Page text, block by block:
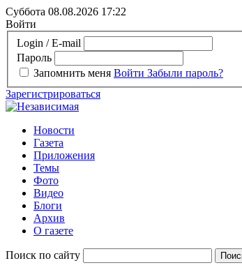
Суббота 08.08.2026 17:22
Войти
Login / E-mail
Пароль
Запомнить меня Войти Забыли пароль?
Зарегистрироваться
Новости
Газета
Приложения
Темы
Фото
Видео
Блоги
Архив
О газете
Поиск по сайту